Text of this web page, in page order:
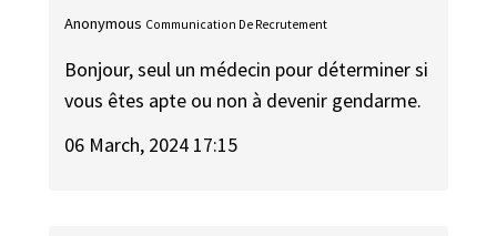
Anonymous Communication De Recrutement
Bonjour, seul un médecin pour déterminer si
vous êtes apte ou non à devenir gendarme.
06 March, 2024 17:15